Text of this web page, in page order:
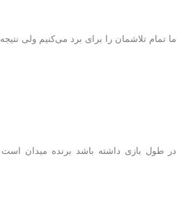
تمام تلاشمان را برای برد می‌کنیم ولی نتیجه
طول بازی داشته باشد برنده میدان